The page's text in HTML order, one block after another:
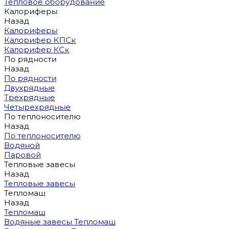
Калориферы
Назад
Калориферы
Калорифер КПСк
Калорифер КСк
По рядности
Назад
По рядности
Двухрядные
Трехрядные
Четырехрядные
По теплоносителю
Назад
По теплоносителю
Водяной
Паровой
Тепловые завесы
Назад
Тепловые завесы
Тепломаш
Назад
Тепломаш
Водяные завесы Тепломаш